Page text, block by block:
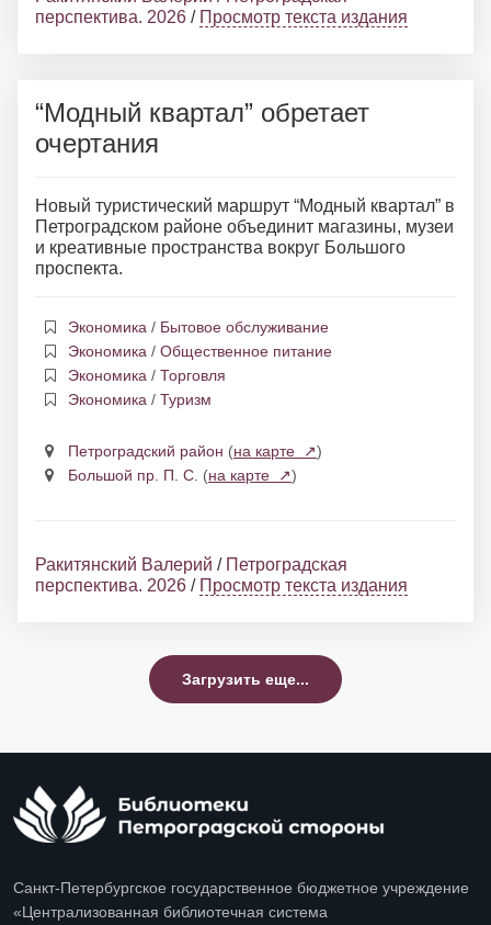
перспектива. 2026 / Просмотр текста издания
“Модный квартал” обретает
очертания
Новый туристический маршрут “Модный квартал” в
Петроградском районе объединит магазины, музеи
и креативные пространства вокруг Большого
проспекта.
Экономика / Бытовое обслуживание
Экономика / Общественное питание
Экономика / Торговля
Экономика / Туризм
Петроградский район (на карте ↗)
Большой пр. П. С. (на карте ↗)
Ракитянский Валерий / Петроградская
перспектива. 2026 / Просмотр текста издания
Загрузить еще...
Санкт-Петербургское государственное бюджетное учреждение
«Централизованная библиотечная система